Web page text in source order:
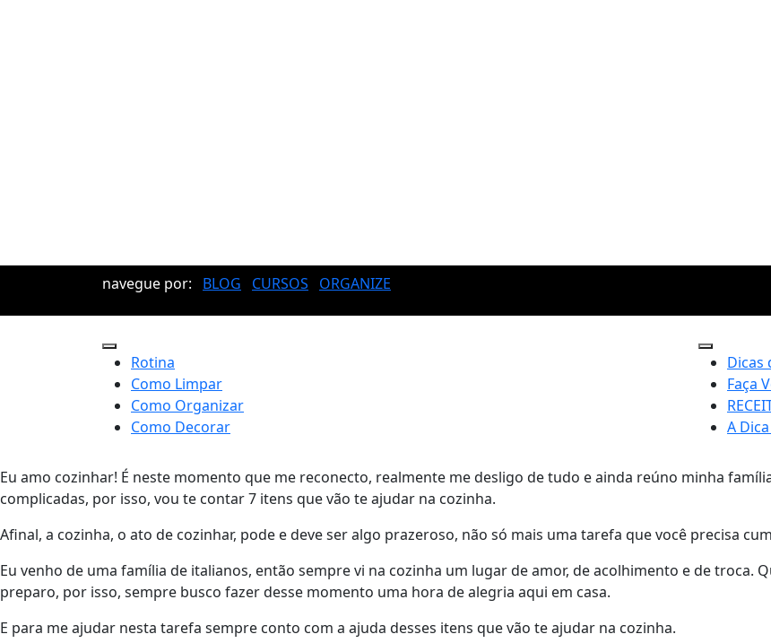
navegue por: BLOG CURSOS ORGANIZE
Rotina
Como Limpar
Como Organizar
Como Decorar
Dicas
Faça
A
Eu amo cozinhar! É neste momento que me reconecto, realmente me desligo de tudo e ainda reúno minha
complicadas, por isso, vou te contar 7 itens que vão te ajudar na cozinha.
Afinal, a cozinha, o ato de cozinhar, pode e deve ser algo prazeroso, não só mais uma tarefa que você precisa
Eu venho de uma família de italianos, então sempre vi na cozinha um lugar de amor, de acolhimento e de troca.
preparo, por isso, sempre busco fazer desse momento uma hora de alegria aqui em casa.
E para me ajudar nesta tarefa sempre conto com a ajuda desses itens que vão te ajudar na cozinha.